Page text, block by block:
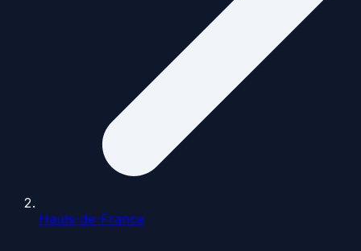
Hauts-de-France